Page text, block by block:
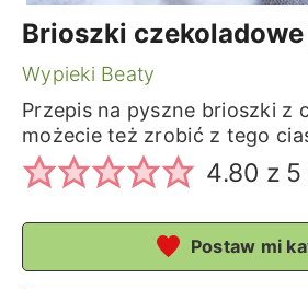
Brioszki
Wypieki Beaty
Przepis na pyszne brioszki z
możecie też zrobić z tego
4.80 z 5
Postaw mi